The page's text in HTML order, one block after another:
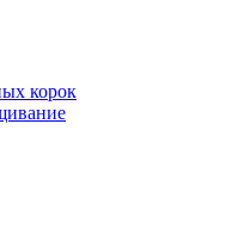
корок